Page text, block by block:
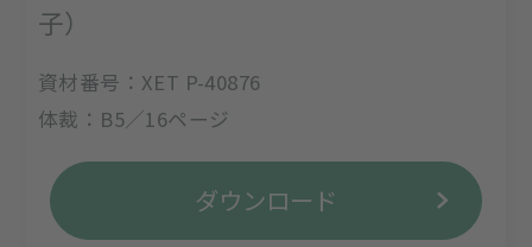
子）
資材番号：XET P-40876
体裁：B5／16ページ
ダウンロード